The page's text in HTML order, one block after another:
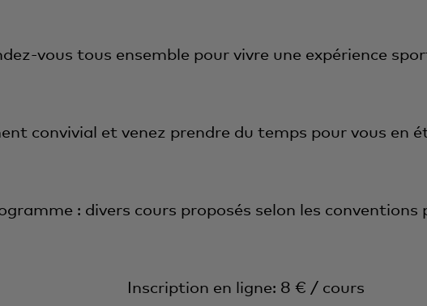
vous tous ensemble pour vivre une expérience
convivial et venez prendre du temps pour vous en
: divers cours proposés selon les conventions
Inscription en ligne: 8 € / cours